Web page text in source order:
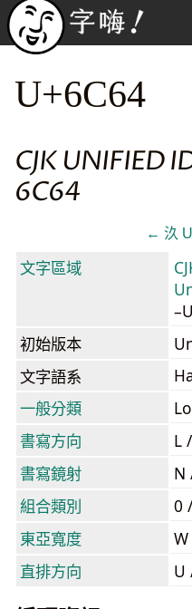
U+6C64
CJK UNIFIED
6C64
← 汣
文字區域
初始版本
文字語系
一般分類
書寫方向
L
書寫鏡射
N
組合類別
0
東亞寬度
直排方向 U